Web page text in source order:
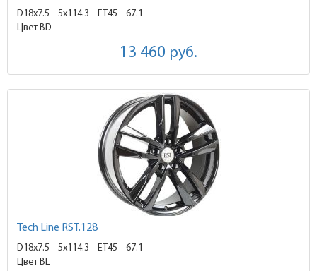
D18x7.5 5x114.3 ET45
67.1
Цвет BD
13 460 руб.
Tech Line RST.128
D18x7.5 5x114.3 ET45
67.1
Цвет BL